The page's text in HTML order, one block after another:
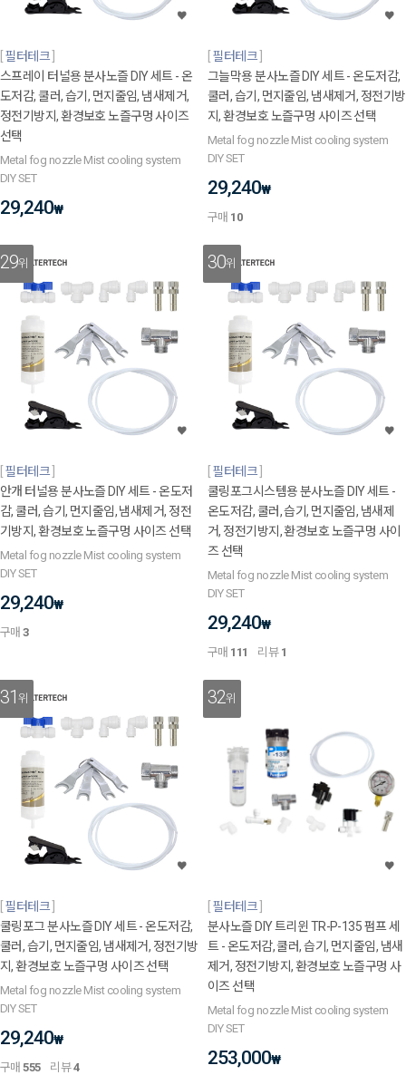
필터테크
스프레이 터널용 분사노즐 DIY 세트 - 온
도저감, 쿨러, 습기, 먼지줄임, 냄새제거,
정전기방지, 환경보호 노즐구멍 사이즈
선택
Metal fog nozzle Mist cooling system
DIY SET
29,240₩
필터테크
그늘막용 분사노즐 DIY 세트 - 온도저감,
쿨러, 습기, 먼지줄임, 냄새제거, 정전기방
지, 환경보호 노즐구멍 사이즈 선택
Metal fog nozzle Mist cooling system
DIY SET
29,240₩
구매 10
29위
필터테크
안개 터널용 분사노즐 DIY 세트 - 온도저
감, 쿨러, 습기, 먼지줄임, 냄새제거, 정전
기방지, 환경보호 노즐구멍 사이즈 선택
Metal fog nozzle Mist cooling system
DIY SET
29,240₩
구매3
30위
필터테크
쿨링포그시스템용 분사노즐 DIY 세트 -
온도저감, 쿨러, 습기, 먼지줄임, 냄새제
거, 정전기방지, 환경보호 노즐구멍 사이
즈 선택
Metal fog nozzle Mist cooling system
DIY SET
29,240₩
구매 111 리뷰 1
31위
필터테크
쿨링포그 분사노즐 DIY 세트 - 온도저감,
쿨러, 습기, 먼지줄임, 냄새제거, 정전기방
지, 환경보호 노즐구멍 사이즈 선택
Metal fog nozzle Mist cooling system
DIY SET
29,240₩
구매555 리뷰4
32위
필터테크
분사노즐 DIY 트리윈 TR-P-135 펌프 세
트 - 온도저감, 쿨러, 습기, 먼지줄임, 냄새
제거, 정전기방지, 환경보호 노즐구멍 사
이즈 선택
Metal fog nozzle Mist cooling system
DIY SET
253,000₩